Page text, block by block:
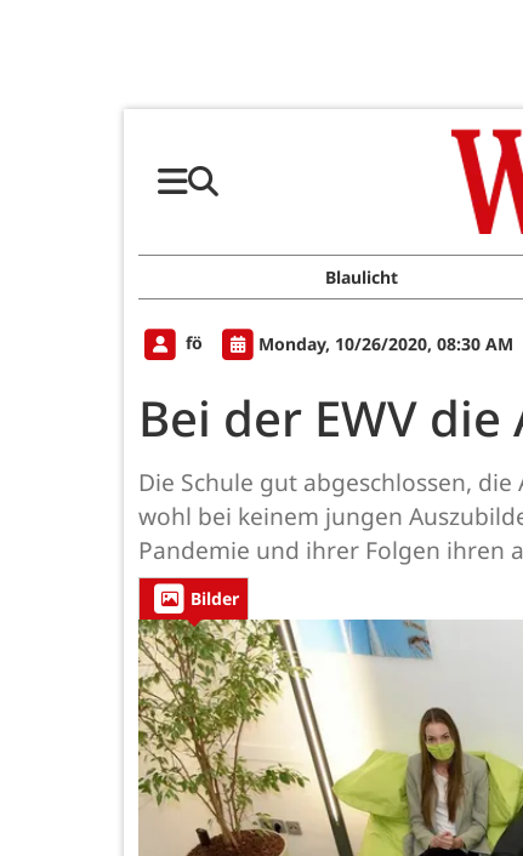
Blaulicht
fö Monday, 10/26/2020, 08:30 AM
Bei der EWV
Die Schule gut abgeschlossen,
wohl bei keinem jungen
Pandemie und ihrer Folgen ihren
Bilder